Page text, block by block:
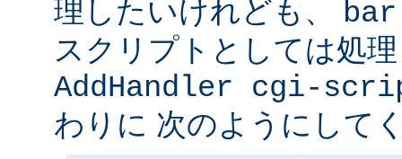
理したいけれども、
スクリプトとしては処
AddHandler cgi-
わりに 次のようにして